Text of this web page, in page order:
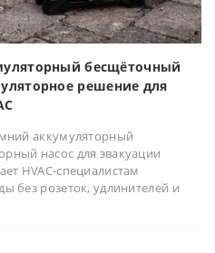
бесщёточный
решение для
аккумуляторный
насос для эвакуации
HVAC-специалистам
без розеток, удлинителей и